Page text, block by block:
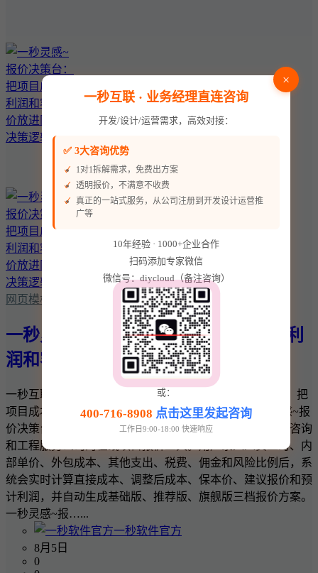
网页模板
一秒灵感~报价决策台：把项目成本、利
润和客户报价放进同一套决策逻辑
一秒互联 · 一秒灵感实用商业工具 一秒灵感~报价决策台：把
项目成本、利润和客户报价放进同一套决策逻辑 一秒灵感~报
价决策台是一款面向网站建设、软件开发、设计、广告、咨询
和工程服务公司的在线项目报价工具。用户录入人员工时、内
部单价、外包成本、其他支出、税费、佣金和风险比例后，系
统会实时计算直接成本、调整后成本、保本价、建议报价和预
计利润，并自动生成基础版、推荐版、旗舰版三档报价方案。
一秒灵感~报…...
一秒软件官方
8月5日
0
×
一秒互联 · 业务经理直连咨询
开发/设计/运营需求，高效对接：
✅ 3大咨询优势
1对1拆解需求，免费出方案
透明报价，不满意不收费
真正的一站式服务，从公司注册到开发设计运营推
广等
10年经验 · 1000+企业合作
扫码添加专家微信
微信号：diycloud（备注咨询）
或：
400-716-8908 点击这里发起咨询
工作日9:00-18:00 快速响应